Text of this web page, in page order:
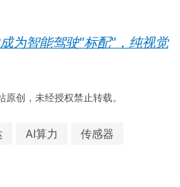
为智能驾驶"标配"，纯视觉
原创，未经授权禁止转载。
AI算力 传感器